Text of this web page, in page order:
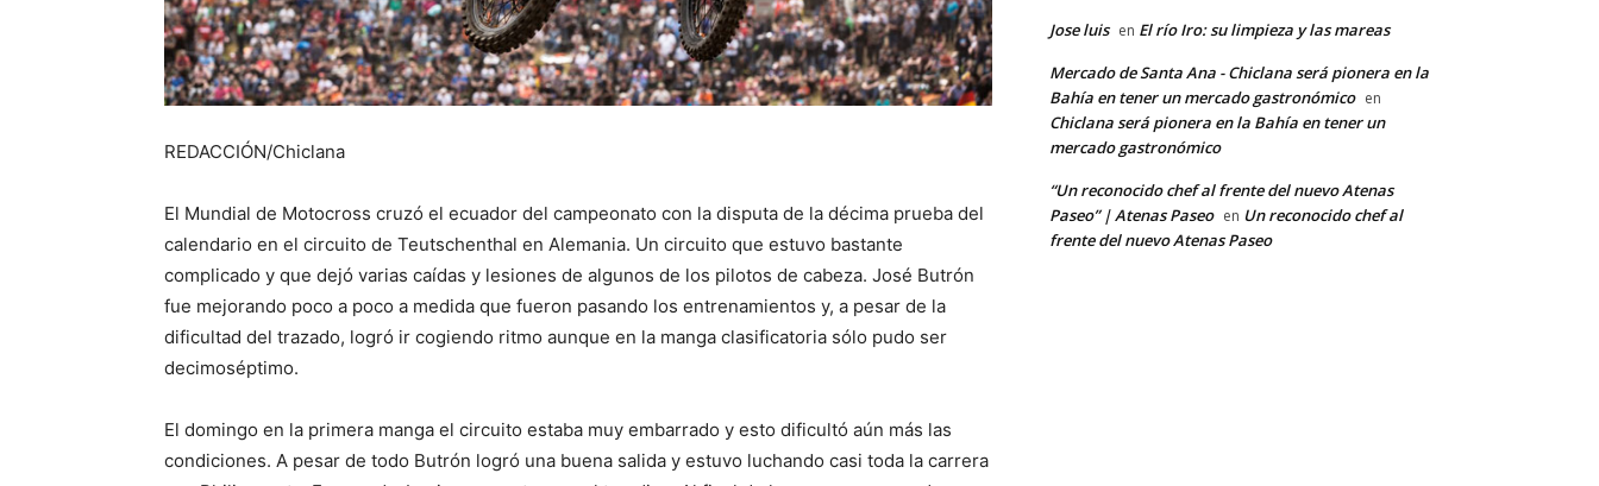
REDACCIÓN/Chiclana
El Mundial de Motocross cruzó el ecuador del campeonato con la disputa de la décima prueba del
calendario en el circuito de Teutschenthal en Alemania. Un circuito que estuvo bastante
complicado y que dejó varias caídas y lesiones de algunos de los pilotos de cabeza. José Butrón
fue mejorando poco a poco a medida que fueron pasando los entrenamientos y, a pesar de la
dificultad del trazado, logró ir cogiendo ritmo aunque en la manga clasificatoria sólo pudo ser
decimoséptimo.
El domingo en la primera manga el circuito estaba muy embarrado y esto dificultó aún más las
condiciones. A pesar de todo Butrón logró una buena salida y estuvo luchando casi toda la carrera
Jose luis en El río Iro: su limpieza y las mareas
Mercado de Santa Ana - Chiclana será pionera en la
Bahía en tener un mercado gastronómico en
Chiclana será pionera en la Bahía en tener un
mercado gastronómico
“Un reconocido chef al frente del nuevo Atenas
Paseo” | Atenas Paseo en Un reconocido chef al
frente del nuevo Atenas Paseo